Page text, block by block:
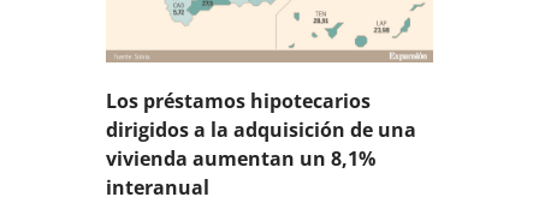
Los préstamos hipotecarios
dirigidos a la adquisición de una
vivienda aumentan un 8,1%
interanual